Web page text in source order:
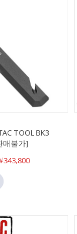
TOOL BK3
매불가]